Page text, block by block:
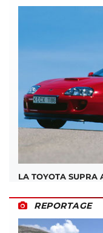
LA TOYOTA SUPRA
REPORTAGE